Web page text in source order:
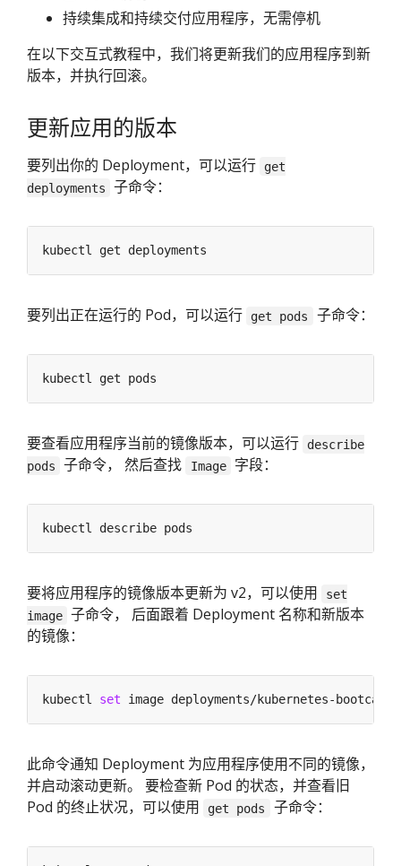
持续集成和持续交付应用程序，无需停机
在以下交互式教程中，我们将更新我们的应用程序到新
版本，并执行回滚。
更新应用的版本
要列出你的 Deployment，可以运行
get
deployments
子命令：
要列出正在运行的 Pod，可以运行 get pods 子命令：
要查看应用程序当前的镜像版本，可以运行
describe
pods
子命令， 然后查找 Image 字段：
要将应用程序的镜像版本更新为 v2，可以使用
set
image 子命令， 后面跟着 Deployment 名称和新版本
的镜像：
kubectl set image deployments/kubernetes-bootcamp
此命令通知 Deployment 为应用程序使用不同的镜像，
并启动滚动更新。 要检查新 Pod 的状态，并查看旧
Pod 的终止状况，可以使用
get pods 子命令：